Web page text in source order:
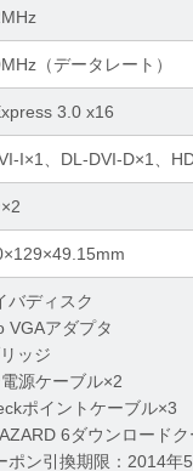
（データレート）
3.0 x16
I×1、DL-DVI-D×1、
バディスク
VGAアダプタ
ッジ
源ケーブル×2
ポイントケーブル×3
6ダウンロードク
ポン引換期限：2014